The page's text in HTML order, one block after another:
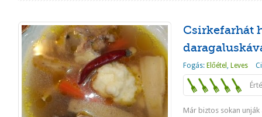
Csirkefarhát
Fogás: Előétel , Leves
Már biztos sokan